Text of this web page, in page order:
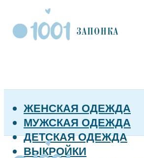
ЖЕНСКАЯ ОДЕЖДА
МУЖСКАЯ ОДЕЖДА
ДЕТСКАЯ ОДЕЖДА
ВЫКРОЙКИ